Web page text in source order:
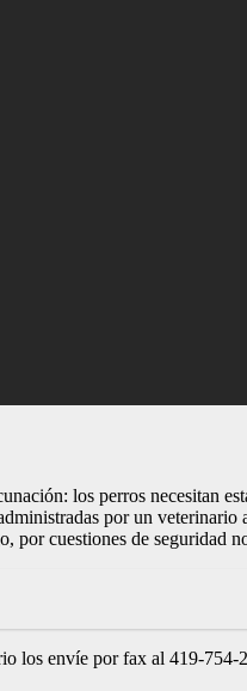
los perros necesitan
por un veterinario
por cuestiones de seguridad
los envíe por fax al 419-